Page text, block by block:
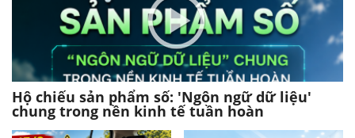
Hộ chiếu sản phẩm số: 'Ngôn ngữ dữ liệu'
chung trong nền kinh tế tuần hoàn